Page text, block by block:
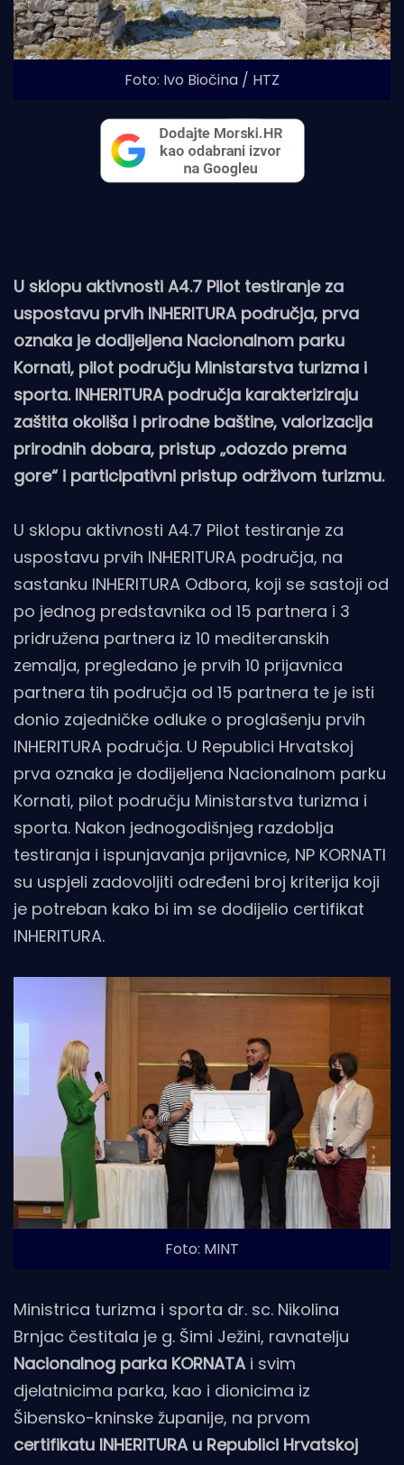
Foto: Ivo Biočina / HTZ
U sklopu aktivnosti A4.7 Pilot testiranje za
uspostavu prvih INHERITURA područja, prva
oznaka je dodijeljena Nacionalnom parku
Kornati, pilot području Ministarstva turizma i
sporta. INHERITURA područja karakteriziraju
zaštita okoliša i prirodne baštine, valorizacija
prirodnih dobara, pristup „odozdo prema
gore“ i participativni pristup održivom turizmu.
U sklopu aktivnosti A4.7 Pilot testiranje za
uspostavu prvih INHERITURA područja, na
sastanku INHERITURA Odbora, koji se sastoji od
po jednog predstavnika od 15 partnera i 3
pridružena partnera iz 10 mediteranskih
zemalja, pregledano je prvih 10 prijavnica
partnera tih područja od 15 partnera te je isti
donio zajedničke odluke o proglašenju prvih
INHERITURA područja. U Republici Hrvatskoj
prva oznaka je dodijeljena Nacionalnom parku
Kornati, pilot području Ministarstva turizma i
sporta. Nakon jednogodišnjeg razdoblja
testiranja i ispunjavanja prijavnice, NP KORNATI
su uspjeli zadovoljiti određeni broj kriterija koji
je potreban kako bi im se dodijelio certifikat
INHERITURA.
Foto: MINT
Ministrica turizma i sporta dr. sc. Nikolina
Brnjac čestitala je g. Šimi Ježini, ravnatelju
Nacionalnog parka KORNATAi svim
djelatnicima parka, kao i dionicima iz
Šibensko-kninske županije, na prvom
certifikatu INHERITURA u Republici Hrvatskoj